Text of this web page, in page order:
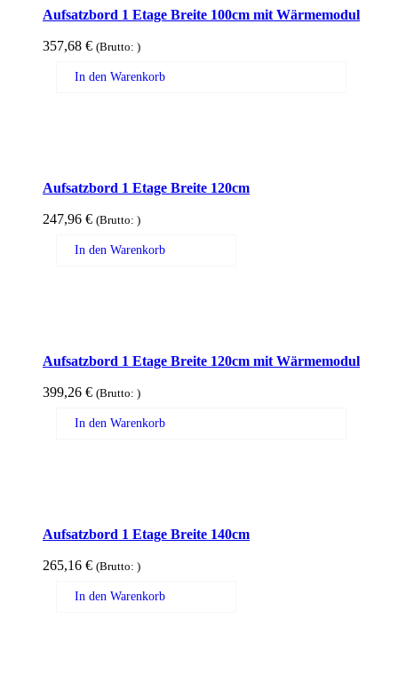
Aufsatzbord 1 Etage Breite 100cm mit Wärmemodul
357,68 € (Brutto: )
In den Warenkorb
Aufsatzbord 1 Etage Breite 120cm
247,96 € (Brutto: )
In den Warenkorb
Aufsatzbord 1 Etage Breite 120cm mit Wärmemodul
399,26 € (Brutto: )
In den Warenkorb
Aufsatzbord 1 Etage Breite 140cm
265,16 € (Brutto: )
In den Warenkorb